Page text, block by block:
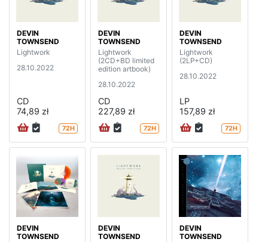
DEVIN
TOWNSEND
Lightwork
28.10.2022
CD
74,89 zł
72H
DEVIN
TOWNSEND
Lightwork
(2CD+BD limited
edition artbook)
28.10.2022
CD
227,89 zł
72H
DEVIN
TOWNSEND
Lightwork
(2LP+CD)
28.10.2022
LP
157,89 zł
72H
DEVIN
TOWNSEND
DEVIN
TOWNSEND
DEVIN
TOWNSEND